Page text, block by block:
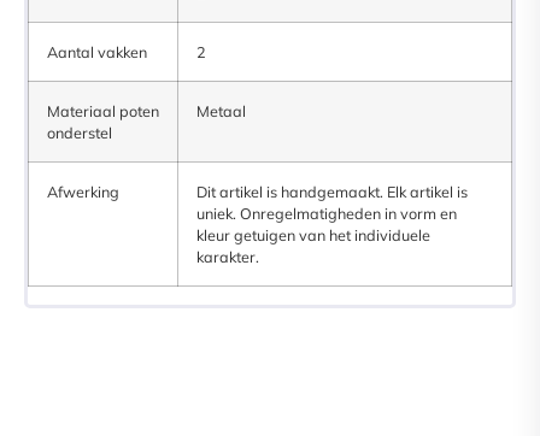
Aantal vakken 2
Materiaal poten
onderstel
Metaal
Afwerking
Dit artikel is handgemaakt. Elk artikel is
uniek. Onregelmatigheden in vorm en
kleur getuigen van het individuele
karakter.